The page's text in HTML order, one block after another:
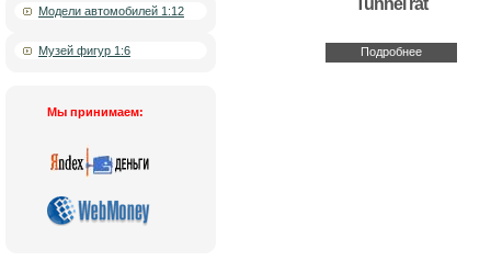
Модели автомобилей 1:12
Музей фигур 1:6
Мы принимаем:
Tunnel rat
Подробнее